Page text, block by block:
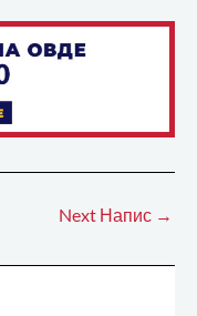
Next Напис →